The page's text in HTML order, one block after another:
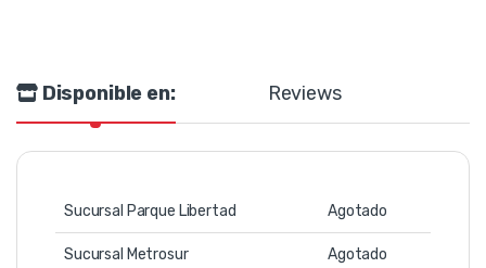
Disponible en: Reviews
Sucursal Parque Libertad Agotado
Sucursal Metrosur Agotado